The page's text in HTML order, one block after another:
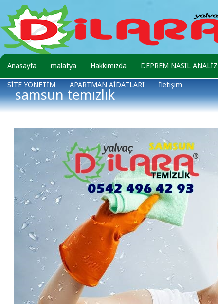
Anasayfa malatya Hakkımızda DEPREM NASIL
SİTE YÖNETİM APARTMAN AİDATLARI İletişim
samsun temızlık